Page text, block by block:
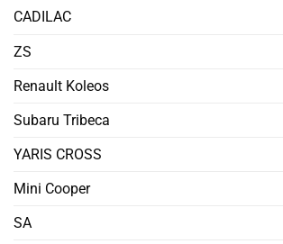
CADILAC
ZS
Renault Koleos
Subaru Tribeca
YARIS CROSS
Mini Cooper
SA